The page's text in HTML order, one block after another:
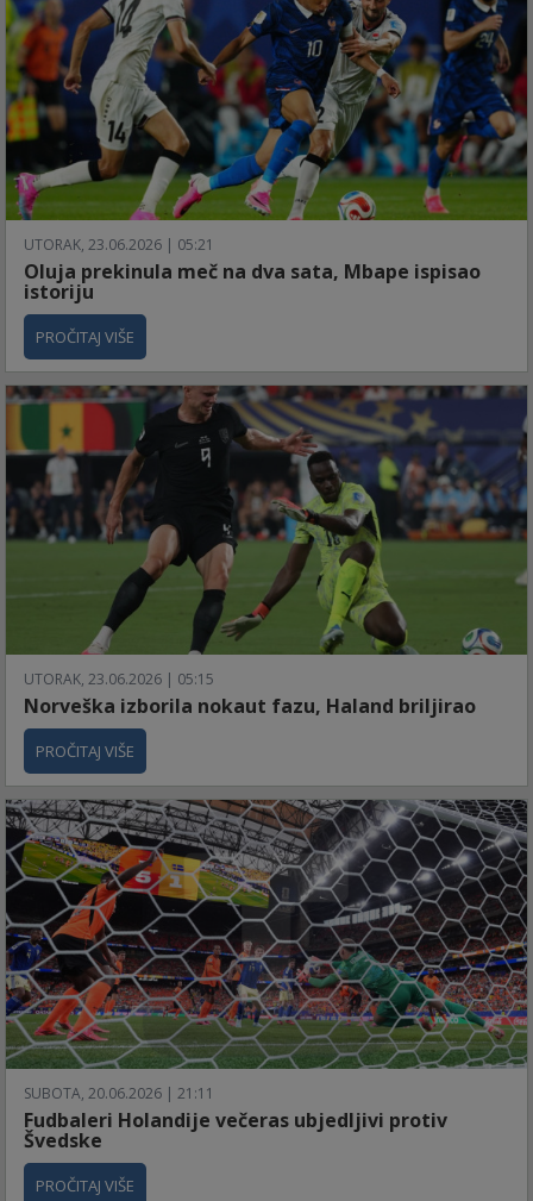
UTORAK, 23.06.2026 | 05:21
Oluja prekinula meč na dva sata, Mbape ispisao
istoriju
PROČITAJ VIŠE
UTORAK, 23.06.2026 | 05:15
Norveška izborila nokaut fazu, Haland briljirao
PROČITAJ VIŠE
SUBOTA, 20.06.2026 | 21:11
Fudbaleri Holandije večeras ubjedljivi protiv
Švedske
PROČITAJ VIŠE